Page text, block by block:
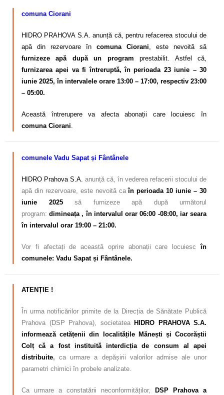
comuna Ciorani
HIDRO PRAHOVA S.A. anunță că, pentru refacerea stocului de
apă din rezervoare în comuna Ciorani, este nevoită să
furnizeze apă după un program prestabilit. Astfel că,
furnizarea apei va fi întreruptă, în perioada 23 iunie – 30
iunie 2025, în intervalele orare 13:00 – 17:00, respectiv 23:00
– 05:00.
Această întrerupere va afecta abonații care locuiesc în
comuna Ciorani.
comunele Vadu Sapat și Fântânele
HIDRO Prahova S.A. anunță că, în vederea refacerii stocului de
apă din rezervoare, este nevoită caîn perioada 10 iunie – 30
iunie 2025să furnizeze apă după următorul
program:dimineața , în intervalul orar 06:00 -08:00, iar seara
în intervalul orar 19:00 – 21:00.
Vor fi afectați de această oprire abonații care locuiescîn
comunele: Vadu Sapat și Fântânele.
ATENȚIE !
În urma notificărilor primite de la Direcția de Sănătate Publică
Prahova (DSP Prahova), societatea HIDRO PRAHOVA S.A.
informează cetățenii din localitățile Mănești și Cocorăștii
Colț că a fost instituită interdicția de consum al apei
distribuite, ca urmare a depășirii valorilor admise ale unor
parametri chimici în probele analizate.
Ca urmare a constatării neconformităților,
DSP Prahova a